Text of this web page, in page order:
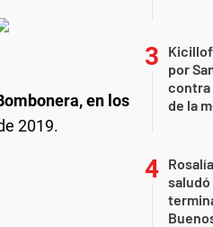
en los
2019.
por
contra
de la
saludó